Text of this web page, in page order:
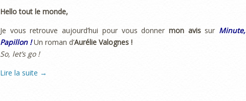
Hello tout le monde,
Je vous retrouve aujourd’hui pour vous donner mon avissur Minute,
Papillon !Un roman d’Aurélie Valognes !
So, let’s go !
Lire la suite →